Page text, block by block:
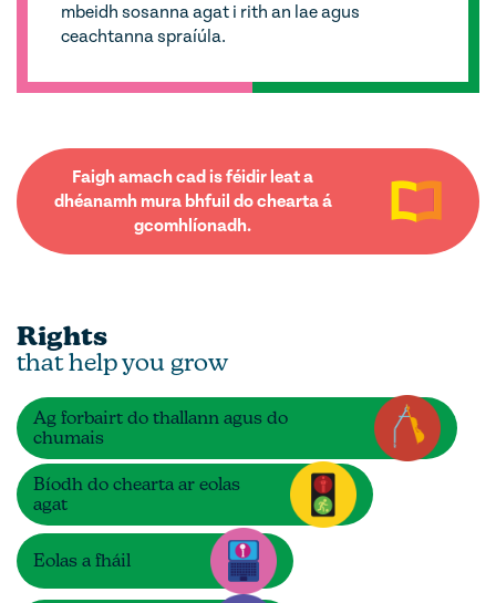
mbeidh sosanna agat i rith an lae agus
ceachtanna spraíúla.
Faigh amach cad is féidir leat a
dhéanamh mura bhfuil do chearta á
gcomhlíonadh.
Rights
that help you grow
Ag forbairt do thallann agus do
chumais
Bíodh do chearta ar eolas
agat
Eolas a fháil